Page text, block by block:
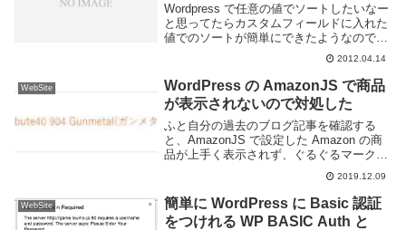
Wordpress で任意の値でソートしたいなー
と思ってたらカスタムフィールドに入れた
値でのソートが簡単にできたようなのでメ
モ。query_posts() 関数の引数に orderby
を指定する事によって並び替えの制御がで
きる。meta_...
2012.04.14
WebSite
WordPress の AmazonJS で商品
が表示されないので対処した
ふと自分の過去のブログ記事を確認する
と、AmazonJS で設定した Amazon の商
品が上手く表示されず、ぐるぐるマークに
なっていた。偶々動作が上手くいってない
のかと思ったが放置してても状況は改善さ
れないので調査して直すことにした。と
り...
2019.12.09
WebSite
簡単に WordPress に Basic 認証
をつけれる WP BASIC Auth と